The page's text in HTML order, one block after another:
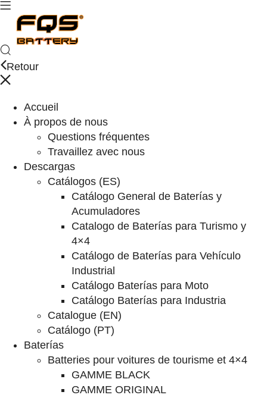
Retour
Accueil
À propos de nous
Questions fréquentes
Travaillez avec nous
Descargas
Catálogos (ES)
Catálogo General de Baterías y
Acumuladores
Catalogo de Baterías para Turismo y
4×4
Catálogo de Baterías para Vehículo
Industrial
Catálogo Baterías para Moto
Catálogo Baterías para Industria
Catalogue (EN)
Catálogo (PT)
Baterías
Batteries pour voitures de tourisme et 4×4
GAMME BLACK
GAMME ORIGINAL